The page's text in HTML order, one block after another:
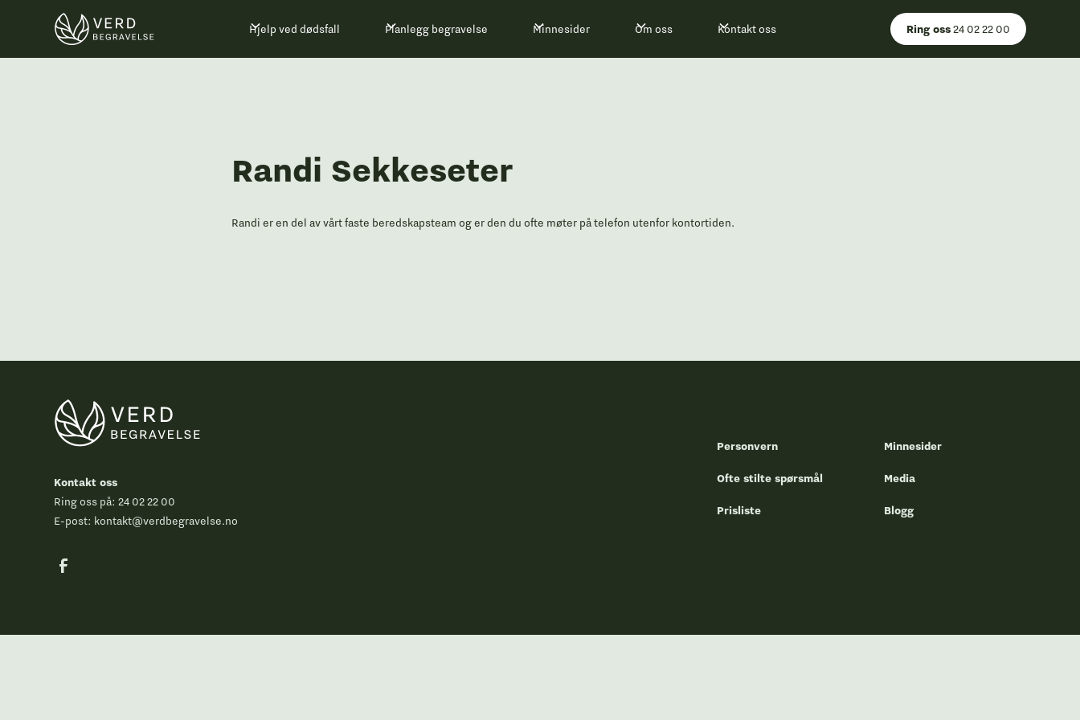
Hjelp ved dødsfall Planlegg begravelse Minnesider Om oss Kontakt oss Ring oss24 02 22 00
Randi Sekkeseter
Randi er en del av vårt faste beredskapsteam og er den du ofte møter på telefon utenfor kontortiden.
Kontakt oss
Ring oss på:24 02 22 00
E-post: kontakt@verdbegravelse.no
Personvern
Ofte stilte spørsmål
Prisliste
Minnesider
Media
Blogg